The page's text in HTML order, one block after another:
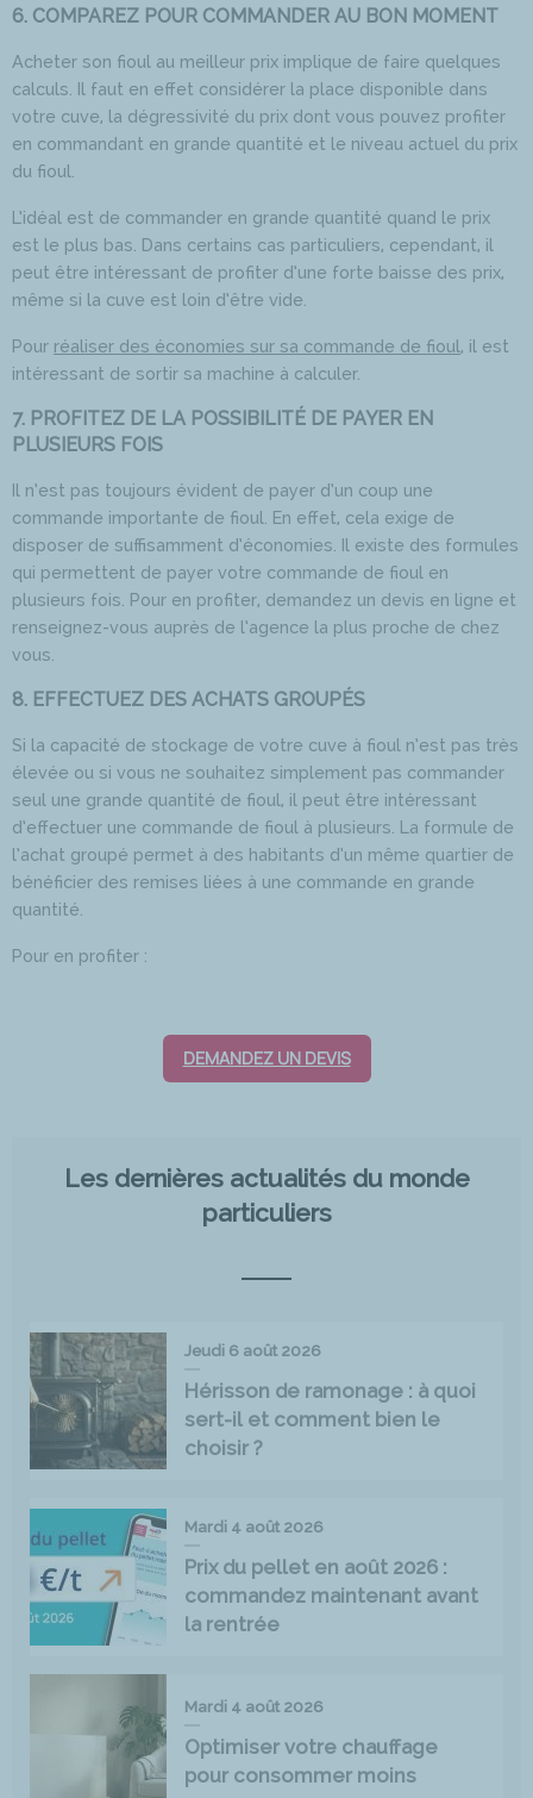
6. COMPAREZ POUR COMMANDER AU BON MOMENT
Acheter son fioul au meilleur prix implique de faire quelques
calculs. Il faut en effet considérer la place disponible dans
votre cuve, la dégressivité du prix dont vous pouvez profiter
en commandant en grande quantité et le niveau actuel du prix
du fioul.
L’idéal est de commander en grande quantité quand le prix
est le plus bas. Dans certains cas particuliers, cependant, il
peut être intéressant de profiter d’une forte baisse des prix,
même si la cuve est loin d’être vide.
Pour réaliser des économies sur sa commande de fioul, il est
intéressant de sortir sa machine à calculer.
7. PROFITEZ DE LA POSSIBILITÉ DE PAYER EN
PLUSIEURS FOIS
Il n’est pas toujours évident de payer d’un coup une
commande importante de fioul. En effet, cela exige de
disposer de suffisamment d’économies. Il existe des formules
qui permettent de payer votre commande de fioul en
plusieurs fois. Pour en profiter, demandez un devis en ligne et
renseignez-vous auprès de l’agence la plus proche de chez
vous.
8. EFFECTUEZ DES ACHATS GROUPÉS
Si la capacité de stockage de votre cuve à fioul n’est pas très
élevée ou si vous ne souhaitez simplement pas commander
seul une grande quantité de fioul, il peut être intéressant
d’effectuer une commande de fioul à plusieurs. La formule de
l’achat groupé permet à des habitants d’un même quartier de
bénéficier des remises liées à une commande en grande
quantité.
Pour en profiter :
DEMANDEZ UN DEVIS
Les dernières actualités du monde
particuliers
Jeudi 6 août 2026
Hérisson de ramonage : à quoi
sert-il et comment bien le
choisir ?
Mardi 4 août 2026
Prix du pellet en août 2026 :
commandez maintenant avant
la rentrée
Mardi 4 août 2026
Optimiser votre chauffage
pour consommer moins